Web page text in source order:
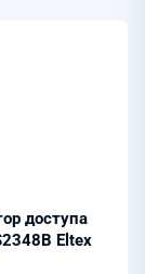
доступа
Eltex